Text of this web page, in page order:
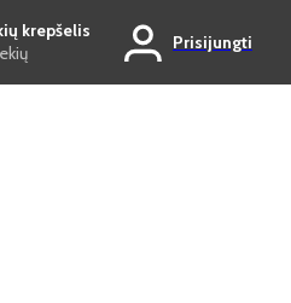
krepšelis
Prisijungti